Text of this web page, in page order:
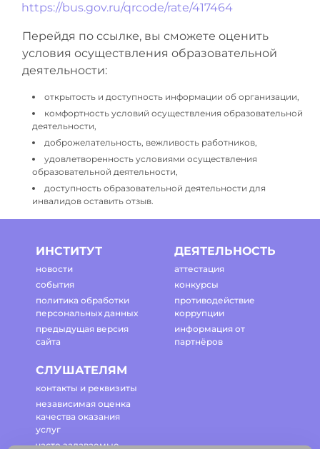
https://bus.gov.ru/qrcode/rate/417464
Перейдя по ссылке, вы сможете оценить
условия осуществления образовательной
деятельности:
открытость и доступность информации об организации,
комфортность условий осуществления образовательной
деятельности,
доброжелательность, вежливость работников,
удовлетворенность условиями осуществления
образовательной деятельности,
доступность образовательной деятельности для
инвалидов оставить отзыв.
ИНСТИТУТ
новости
события
политика обработки
персональных данных
предыдущая версия
сайта
ДЕЯТЕЛЬНОСТЬ
аттестация
конкурсы
противодействие
коррупции
информация от
партнёров
СЛУШАТЕЛЯМ
контакты и реквизиты
независимая оценка
качества оказания
услуг
часто задаваемые